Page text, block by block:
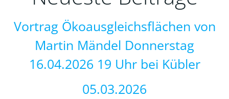
Vortrag Ökoausgleichsflächen von
Martin Mändel Donnerstag
16.04.2026 19 Uhr bei Kübler
05.03.2026